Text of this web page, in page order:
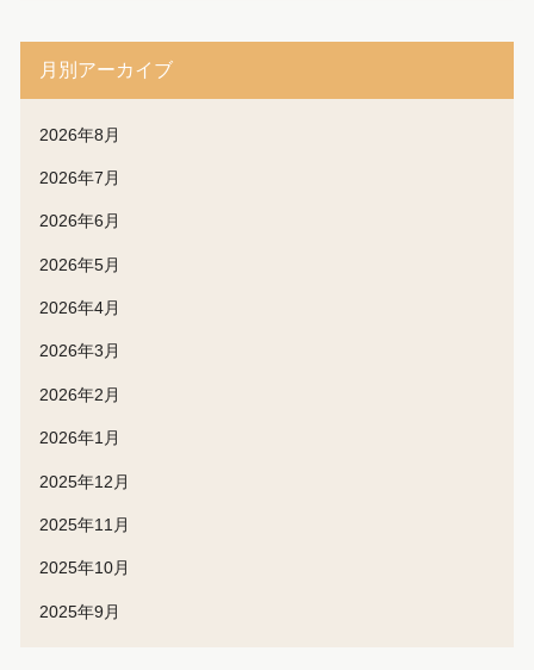
月別アーカイブ
2026年8月
2026年7月
2026年6月
2026年5月
2026年4月
2026年3月
2026年2月
2026年1月
2025年12月
2025年11月
2025年10月
2025年9月